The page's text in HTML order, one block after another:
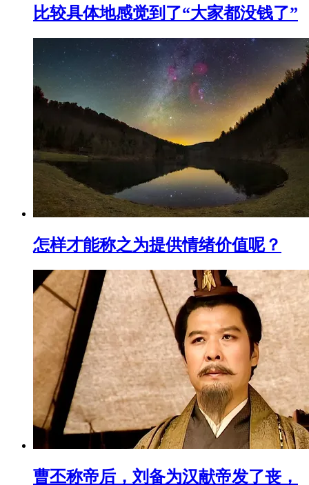
比较具体地感觉到了“大家都没钱了”
怎样才能称之为提供情绪价值呢？
曹丕称帝后，刘备为汉献帝发了丧，